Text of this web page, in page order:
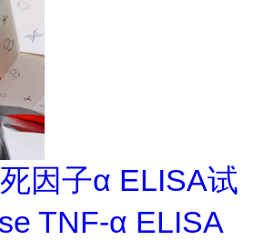
因子α ELISA试
TNF-α ELISA